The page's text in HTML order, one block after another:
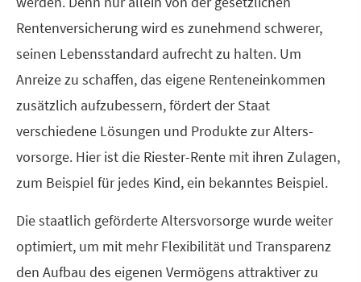
Rentenversicherung wird es zunehmend schwerer,
seinen Lebensstandard aufrecht zu halten. Um
Anreize zu schaffen, das eigene Renteneinkommen
zusätzlich aufzubessern, fördert der Staat
verschiedene Lösungen und Produkte zur Alters­
vorsorge. Hier ist die Riester-Rente mit ihren Zulagen,
zum Beispiel für jedes Kind, ein bekanntes Beispiel.
Die staatlich geförderte Alters­vorsorge wurde weiter
optimiert, um mit mehr Flexibilität und Transparenz
den Aufbau des eigenen Vermögens attraktiver zu